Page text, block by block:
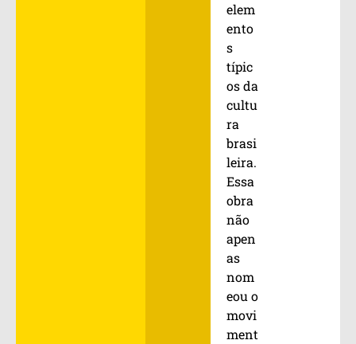
elem
ento
s
típic
os da
cultu
ra
brasi
leira.
Essa
obra
não
apen
as
nom
eou o
movi
ment